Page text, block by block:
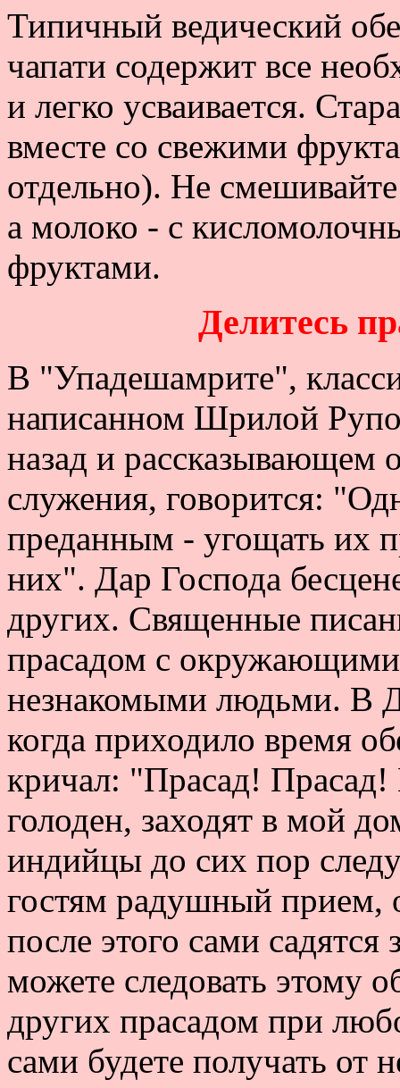
Типичный ведический
чапати содержит все
и легко усваивается.
вместе со свежими
отдельно). Не
а молоко - с
фруктами.
Делитесь
В "Упадешамрите",
написанном Шрилой
назад и рассказывающем
служения, говорится:
преданным - угощать их
них". Дар Господа
других. Священные
прасадом с окружающими
незнакомыми людьми. В
когда приходило время
кричал: "Прасад! Прасад!
голоден, заходят в мой
индийцы до сих пор
гостям радушный прием,
после этого сами
можете следовать этому
других прасадом при
сами будете получать от